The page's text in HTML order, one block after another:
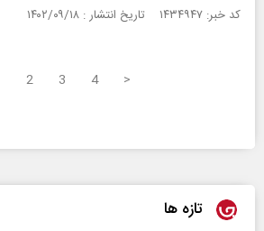
کد خبر: ۱۴۳۴۹۴۷ تاریخ انتشار : ۱۴۰۲/۰۹/۱۸
2 3 4 >
تازه ها